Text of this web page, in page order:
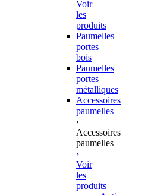
Voir
les
produits
Paumelles
portes
bois
Paumelles
portes
métalliques
Accessoires
paumelles
‹
Accessoires
paumelles
›
Voir
les
produits